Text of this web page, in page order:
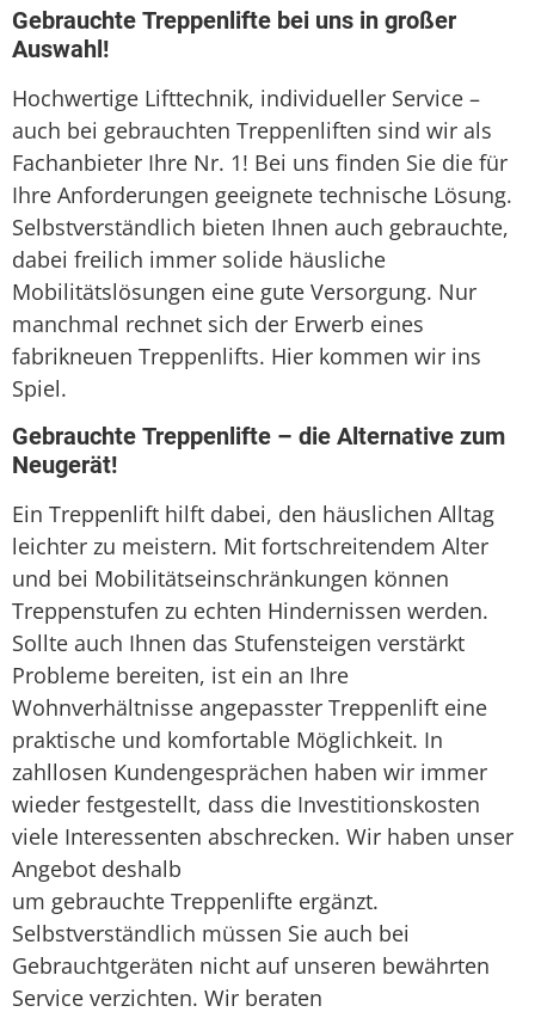
Treppenaufzug
Treppenlift
Treppenlift mieten
Gebrauchte Treppenlifte bei uns in großer
Auswahl!
Hochwertige Lifttechnik, individueller Service –
auch bei gebrauchten Treppenliften sind wir als
Fachanbieter Ihre Nr. 1! Bei uns finden Sie die für
Ihre Anforderungen geeignete technische Lösung.
Selbstverständlich bieten Ihnen auch gebrauchte,
dabei freilich immer solide häusliche
Mobilitätslösungen eine gute Versorgung. Nur
manchmal rechnet sich der Erwerb eines
fabrikneuen Treppenlifts. Hier kommen wir ins
Spiel.
Gebrauchte Treppenlifte – die Alternative zum
Neugerät!
Ein Treppenlift hilft dabei, den häuslichen Alltag
leichter zu meistern. Mit fortschreitendem Alter
und bei Mobilitätseinschränkungen können
Treppenstufen zu echten Hindernissen werden.
Sollte auch Ihnen das Stufensteigen verstärkt
Probleme bereiten, ist ein an Ihre
Wohnverhältnisse angepasster Treppenlift eine
praktische und komfortable Möglichkeit. In
zahllosen Kundengesprächen haben wir immer
wieder festgestellt, dass die Investitionskosten
viele Interessenten abschrecken. Wir haben unser
Angebot deshalb
um gebrauchte Treppenlifte ergänzt.
Selbstverständlich müssen Sie auch bei
Gebrauchtgeräten nicht auf unseren bewährten
Service verzichten. Wir beraten